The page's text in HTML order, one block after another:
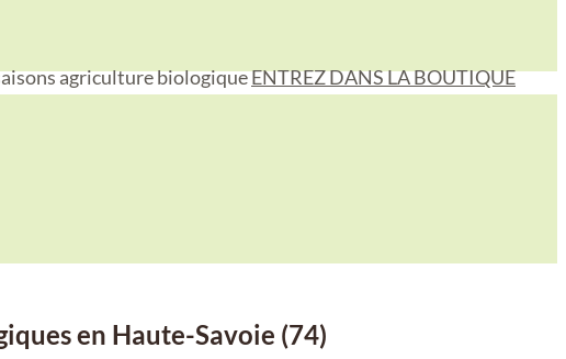
agriculture biologiqueENTREZ DANS LA BOUTIQUE
en Haute-Savoie (74)